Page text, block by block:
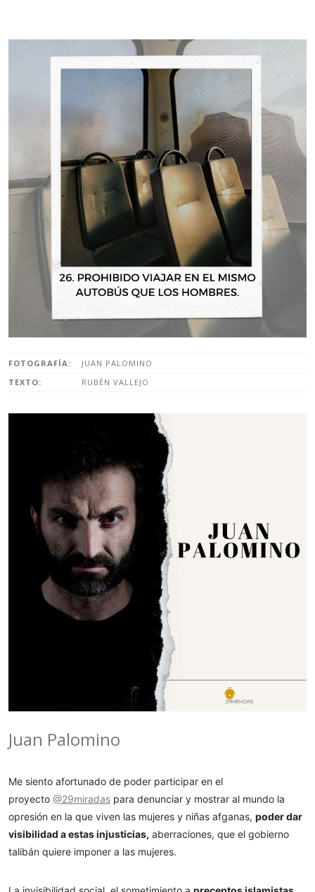
FOTOGRAFÍA:
JUAN PALOMINO
TEXTO:
RUBÉN VALLEJO
Juan Palomino
Me siento afortunado de poder participar en el
proyecto @29miradas para denunciar y mostrar al mundo la
opresión en la que viven las mujeres y niñas afganas, poder dar
visibilidad a estas injusticias, aberraciones, que el gobierno
talibán quiere imponer a las mujeres.